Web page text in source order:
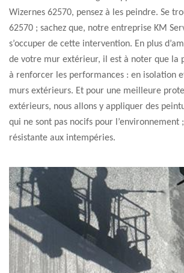
Wizernes 62570, pensez à les peindre. Se
62570 ; sachez que, notre entreprise KM
s’occuper de cette intervention. En plus
de votre mur extérieur, il est à noter que la
à renforcer les performances : en isolation
murs extérieurs. Et pour une meilleure
extérieurs, nous allons y appliquer des
qui ne sont pas nocifs pour l’environnement
résistante aux intempéries.